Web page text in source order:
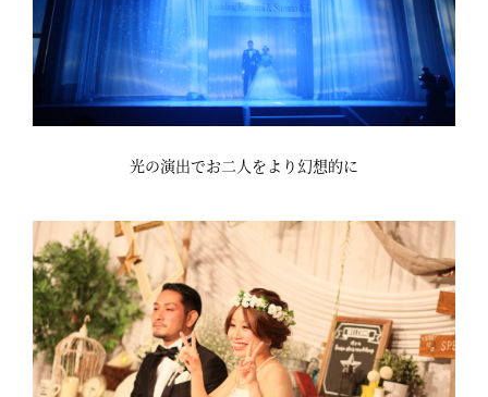
光の演出でお二人をより幻想的に